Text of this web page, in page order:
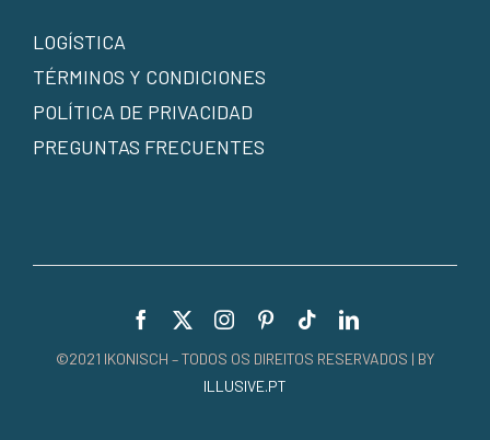
LOGÍSTICA
TÉRMINOS Y CONDICIONES
POLÍTICA DE PRIVACIDAD
PREGUNTAS FRECUENTES
©2021 IKONISCH – TODOS OS DIREITOS RESERVADOS | BY
ILLUSIVE.PT